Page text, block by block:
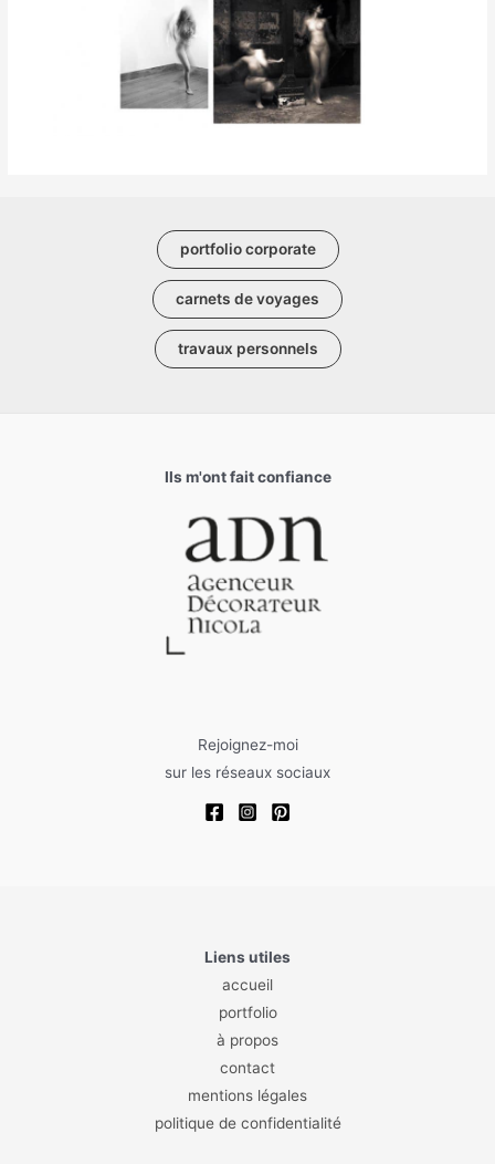
portfolio corporate
carnets de voyages
travaux personnels
Ils m'ont fait confiance
Rejoignez-moi
sur les réseaux sociaux
Liens utiles
accueil
portfolio
à propos
contact
mentions légales
politique de confidentialité